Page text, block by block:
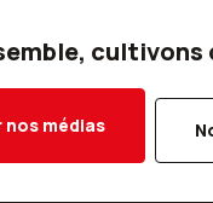
cultivons
nos médias